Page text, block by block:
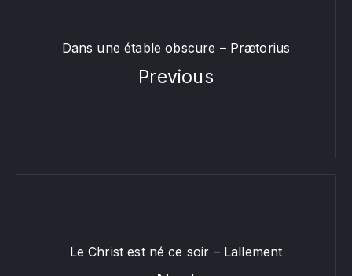
Dans une étable obscure – Prætorius
Previous
Le Christ est né ce soir – Lallement